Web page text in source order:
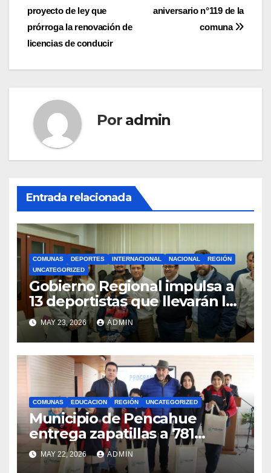
de
entradas
aniversario n°119 de la
comuna
proyecto de ley que
prórroga la renovación de
licencias de conducir
Por admin
Entrada relacionada
COMUNAS DEPORTES INTERNACIONAL NACIONAL
REGIÓN
UNCATEGORIZED
Gobierno Regional impulsa a
13 deportistas que llevarán la
bandera maulina a
competencias
internacionales
MAY 23, 2026 ADMIN
COMUNAS EDUCACION REGIÓN UNCATEGORIZED
Municipio de Pencahue
entrega zapatillas a 781
estudiantes con recursos del
Royalty Minero
MAY 22, 2026 ADMIN